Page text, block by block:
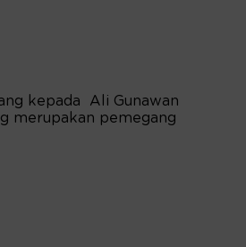
kepada Ali Gunawan
merupakan pemegang